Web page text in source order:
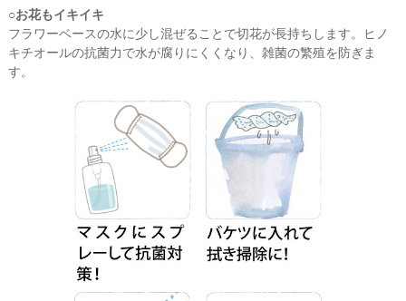
○お花もイキイキ
フラワーベースの水に少し混ぜることで切花が長持ちします。ヒノ
キチオールの抗菌力で水が腐りにくくなり、雑菌の繁殖を防ぎま
す。